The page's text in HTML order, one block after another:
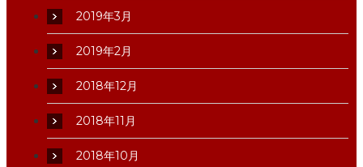
2019年3月
2019年2月
2018年12月
2018年11月
2018年10月